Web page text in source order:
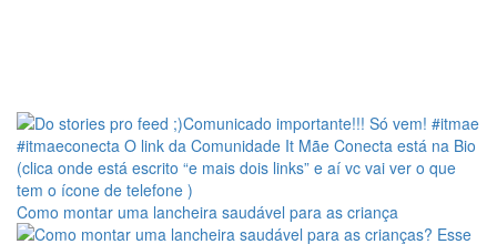
Como montar uma lancheira saudável para as criança